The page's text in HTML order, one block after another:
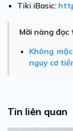
Tiki iBasic:
Mời nàng đọc
Không
nguy cơ
Tin liên quan